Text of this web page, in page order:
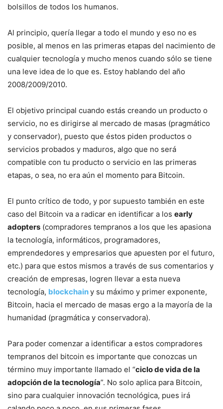
bolsillos de todos los humanos.
Al principio, quería llegar a todo el mundo y eso no es
posible, al menos en las primeras etapas del nacimiento de
cualquier tecnología y mucho menos cuando sólo se tiene
una leve idea de lo que es. Estoy hablando del año
2008/2009/2010.
El objetivo principal cuando estás creando un producto o
servicio, no es dirigirse al mercado de masas (pragmático
y conservador), puesto que éstos piden productos o
servicios probados y maduros, algo que no será
compatible con tu producto o servicio en las primeras
etapas, o sea, no era aún el momento para Bitcoin.
El punto crítico de todo, y por supuesto también en este
caso del Bitcoin va a radicar en identificar a los early
adopters (compradores tempranos a los que les apasiona
la tecnología, informáticos, programadores,
emprendedores y empresarios que apuesten por el futuro,
etc.) para que estos mismos a través de sus comentarios y
creación de empresas, logren llevar a esta nueva
tecnología, blockchainy su máximo y primer exponente,
Bitcoin, hacia el mercado de masas ergo a la mayoría de la
humanidad (pragmática y conservadora).
Para poder comenzar a identificar a estos compradores
tempranos del bitcoin es importante que conozcas un
término muy importante llamado el “ciclo de vida de la
adopción de la tecnología”. No solo aplica para Bitcoin,
sino para cualquier innovación tecnológica, pues irá